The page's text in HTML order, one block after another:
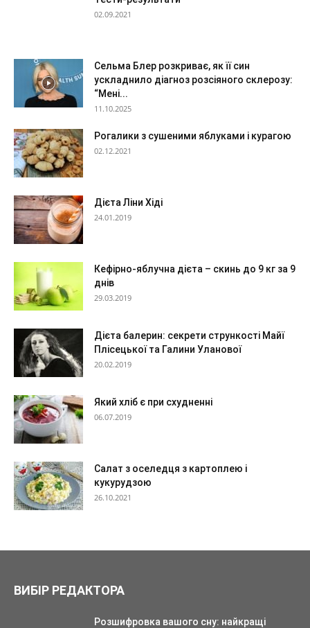
02.09.2021
Сельма Блер розкриває, як її син
ускладнило діагноз розсіяного склерозу:
“Мені...
11.10.2025
Рогалики з сушеними яблуками і курагою
02.12.2021
Дієта Ліни Хіді
24.01.2019
Кефірно-яблучна дієта – скинь до 9 кг за 9
днів
29.03.2019
Дієта балерин: секрети стрункості Майї
Плісецької та Галини Уланової
20.02.2019
Який хліб є при схудненні
06.07.2019
Салат з оселедця з картоплею і
кукурудзою
26.10.2021
ВИБІР РЕДАКТОРА
Розшифровка вашого сну: найкращі